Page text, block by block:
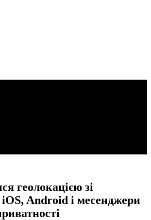
геолокацією зі
Android і месенджери